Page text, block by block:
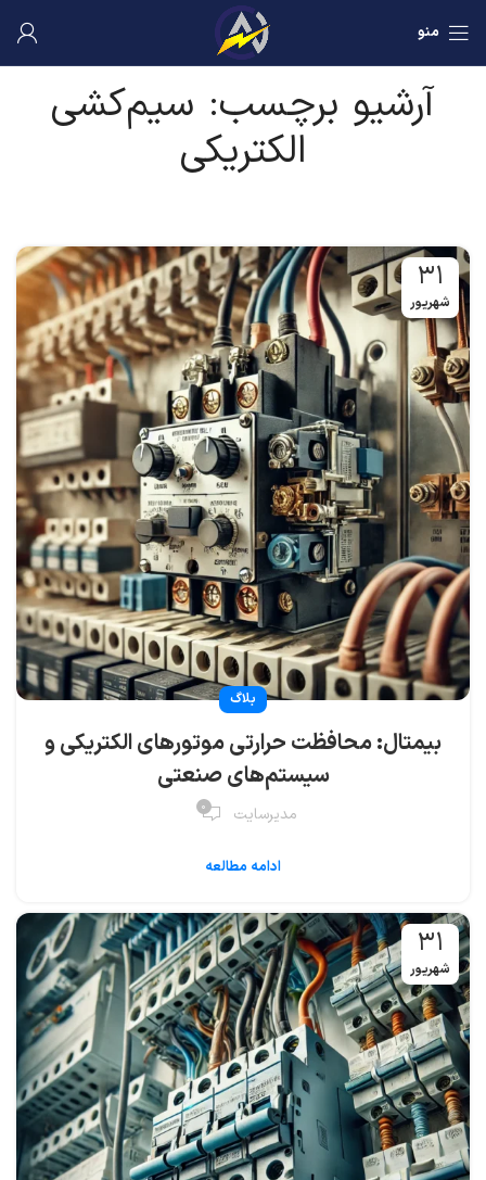
منو
آرشیو برچسب: سیم‌کشی
الکتریکی
۳۱
شهریور
بلاگ
بیمتال: محافظت حرارتی موتورهای الکتریکی و
سیستم‌های صنعتی
مدیرسایت ۰
ادامه مطالعه
۳۱
شهریور